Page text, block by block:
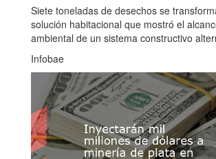
Siete toneladas de desechos se
solución habitacional que mostró el
ambiental de un sistema constructivo
Infobae